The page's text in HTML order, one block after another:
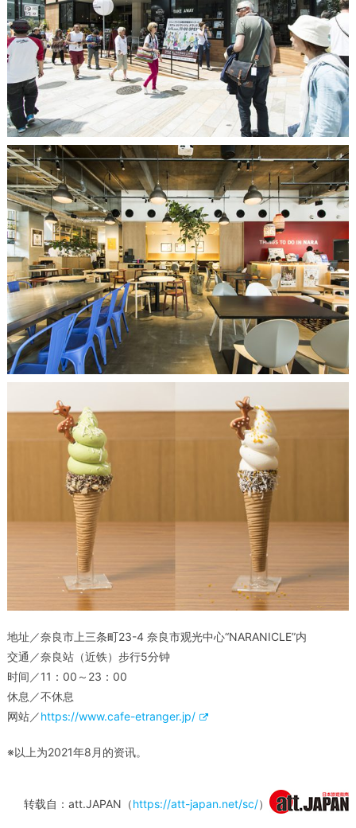
地址／奈良市上三条町23-4 奈良市观光中心“NARANICLE”内
交通／奈良站（近铁）步行5分钟
时间／11：00～23：00
休息／不休息
网站／https://www.cafe-etranger.jp/
※以上为2021年8月的资讯。
转载自：att.JAPAN（https://att-japan.net/sc/）